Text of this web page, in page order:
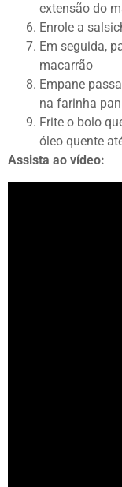
extensão do
Enrole a
Em seguida,
macarrão
Empane
na farinha
Frite o bolo
óleo quente
Assista ao vídeo: